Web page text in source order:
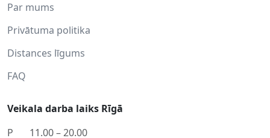
Par mums
Privātuma politika
Distances līgums
FAQ
Veikala darba laiks Rīgā
P
11.00 – 20.00